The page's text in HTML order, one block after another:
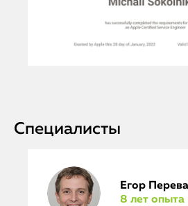
Специалисты
Егор
8 лет опыта